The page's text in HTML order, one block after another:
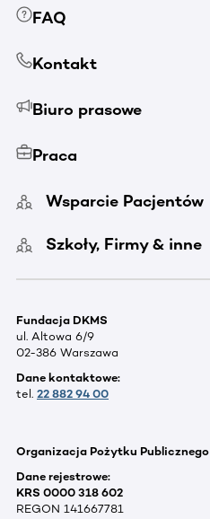
FAQ
Kontakt
Biuro prasowe
Praca
Wsparcie Pacjentów
Szkoły, Firmy & inne
Fundacja DKMS
ul. Altowa 6/9
02-386 Warszawa
Dane kontaktowe:
tel. 22 882 94 00
Organizacja Pożytku Publicznego
Dane rejestrowe:
KRS 0000 318 602
REGON 141667781